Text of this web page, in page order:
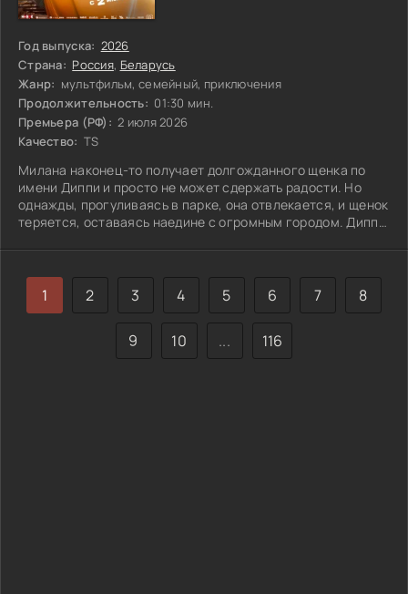
Год выпуска: 2026
Страна: Россия, Беларусь
Жанр: мультфильм, семейный, приключения
Продолжительность: 01:30 мин.
Премьера (РФ): 2 июля 2026
Качество: TS
Милана наконец-то получает долгожданного щенка по
имени Диппи и просто не может сдержать радости. Но
однажды, прогуливаясь в парке, она отвлекается, и щенок
теряется, оставаясь наедине с огромным городом. Диппи
даже влюбляется в милую чихуахуа по имени Табби. Пока
Милана отчаянно ищет своего пушистого друга, Диппи
переживает настоящие приключения и постепенно
становится героем, готовым защитить не только себя, но
1 2 3 4 5 6 7 8
9 10 ... 116